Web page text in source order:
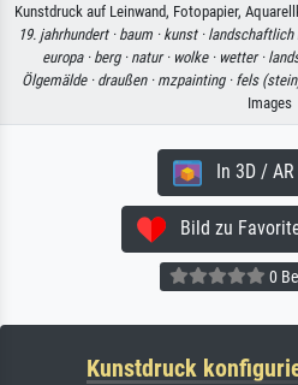
Kunstdruck auf Leinwand, Fotopapier,
19. jahrhundert · baum · kunst · landschaftlich
europa · berg · natur · wolke · wetter ·
Ölgemälde · draußen · mzpainting · fels
Images
In 3D /
Bild zu
0
Kunstdruck